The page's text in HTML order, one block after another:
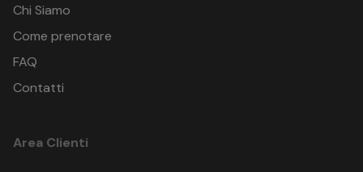
Chi Siamo
Come prenotare
FAQ
Contatti
Area Clienti